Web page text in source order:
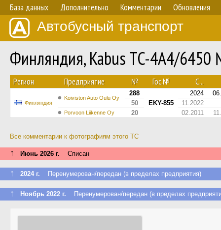
База данных Дополнительно Комментарии Обновления
Автобусный транспорт
Финляндия, Kabus TC-4A4/
Регион Предприятие № Гос.№ С...
Финляндия
Koiviston Auto Oulu Oy
288
EKY-855
2024
50
11.2022
Porvoon Liikenne Oy 20 02.2011
Все комментарии к фотографиям этого ТС
↑ Июнь 2026 г. Списан
↑ 2024 г. Перенумерован/передан (в пределах предприятия)
↑ Ноябрь 2022 г. Перенумерован/передан (в пределах